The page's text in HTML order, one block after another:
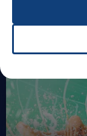
GAGNEZ
BAGATELLE